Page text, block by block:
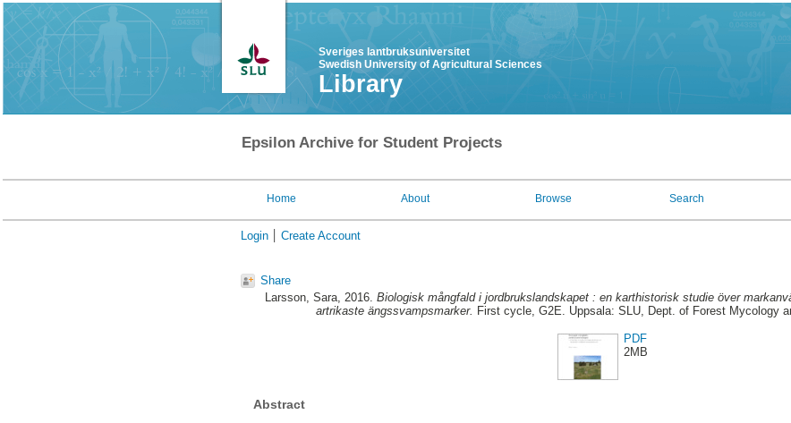
Sveriges lantbruksuniversitet
Swedish University of Agricultural Sciences
Library
Epsilon Archive for Student Projects
Home About Browse Search
Login Create Account
Share
Larsson, Sara, 2016. Biologisk mångfald i jordbrukslandskapet : en karthistorisk studie över
artrikaste ängssvampsmarker. First cycle, G2E. Uppsala: SLU, Dept. of Forest Mycology
PDF
2MB
Abstract